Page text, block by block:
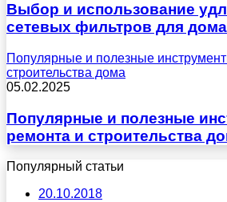
Выбор и использование
сетевых фильтров для
Популярные и полезные
строительства дома
05.02.2025
Популярные и полезные
ремонта и строительства
Популярный статьи
20.10.2018